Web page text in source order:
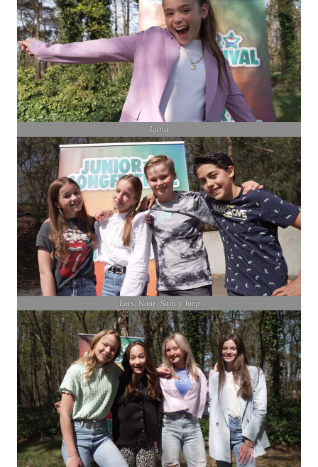
Luna
Lois, Noor, Sam y Joep